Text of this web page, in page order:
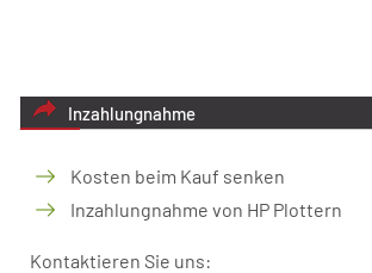
Inzahlungnahme
Kosten beim Kauf senken
Inzahlungnahme von HP Plottern
Kontaktieren Sie uns: